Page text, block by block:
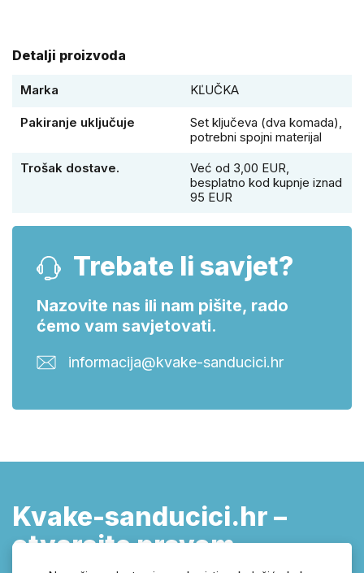
Detalji proizvoda
Marka KĽUČKA
Pakiranje uključuje
Set ključeva (dva komada),
potrebni spojni materijal
Trošak dostave.
Već od 3,00 EUR,
besplatno kod kupnje iznad
95 EUR
Trebate li savjet?
Nazovite nas ili nam pišite, rado
ćemo vam savjetovati.
informacija@kvake-sanducici.hr
Kvake-sanducici.hr –
otvarajte pravom